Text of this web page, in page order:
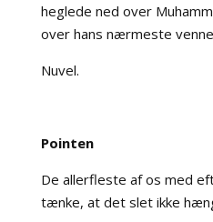
heglede ned over
over hans nærmeste
Nuvel.
Pointen
De allerfleste af os med
tænke, at det slet ikke